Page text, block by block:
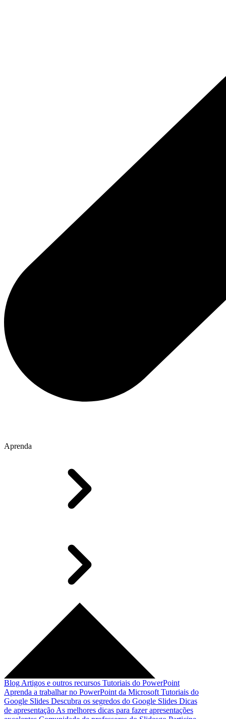
Aprenda
Blog Artigos e outros recursos Tutoriais do PowerPoint
Aprenda a trabalhar no PowerPoint da Microsoft Tutoriais do
Google Slides Descubra os segredos do Google Slides Dicas
de apresentação As melhores dicas para fazer apresentações